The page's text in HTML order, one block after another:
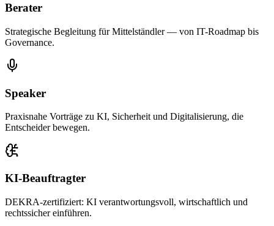
Berater
Strategische Begleitung für Mittelständler — von IT-Roadmap bis
Governance.
Speaker
Praxisnahe Vorträge zu KI, Sicherheit und Digitalisierung, die
Entscheider bewegen.
KI-Beauftragter
DEKRA-zertifiziert: KI verantwortungsvoll, wirtschaftlich und
rechtssicher einführen.